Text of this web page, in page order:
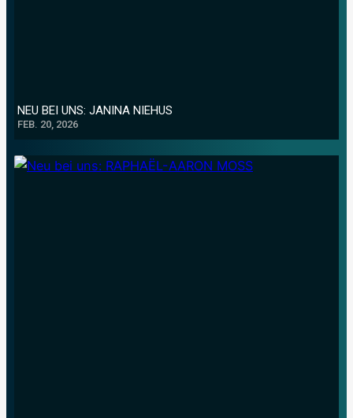
NEU BEI UNS: JANINA NIEHUS
FEB. 20, 2026